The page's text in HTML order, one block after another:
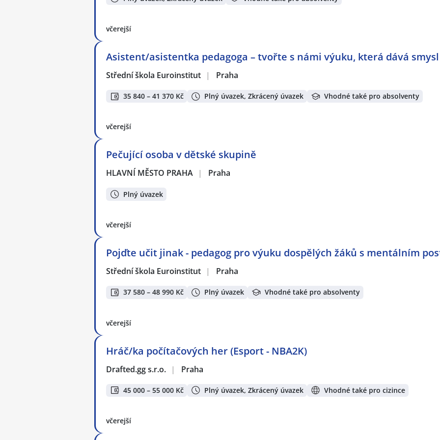
včerejší
Asistent/asistentka pedagoga – tvořte s námi výuku, která dává
Střední škola Euroinstitut | Praha
35 840 – 41 370 Kč Plný úvazek, Zkrácený úvazek Vhodné také pro absolventy
včerejší
Pečující osoba v dětské skupině
HLAVNÍ MĚSTO PRAHA | Praha
Plný úvazek
včerejší
Pojďte učit jinak - pedagog pro výuku dospělých žáků s mentálním
Střední škola Euroinstitut | Praha
37 580 – 48 990 Kč Plný úvazek Vhodné také pro absolventy
včerejší
Hráč/ka počítačových her (Esport - NBA2K)
Drafted.gg s.r.o. | Praha
45 000 – 55 000 Kč Plný úvazek, Zkrácený úvazek Vhodné také pro cizince
včerejší